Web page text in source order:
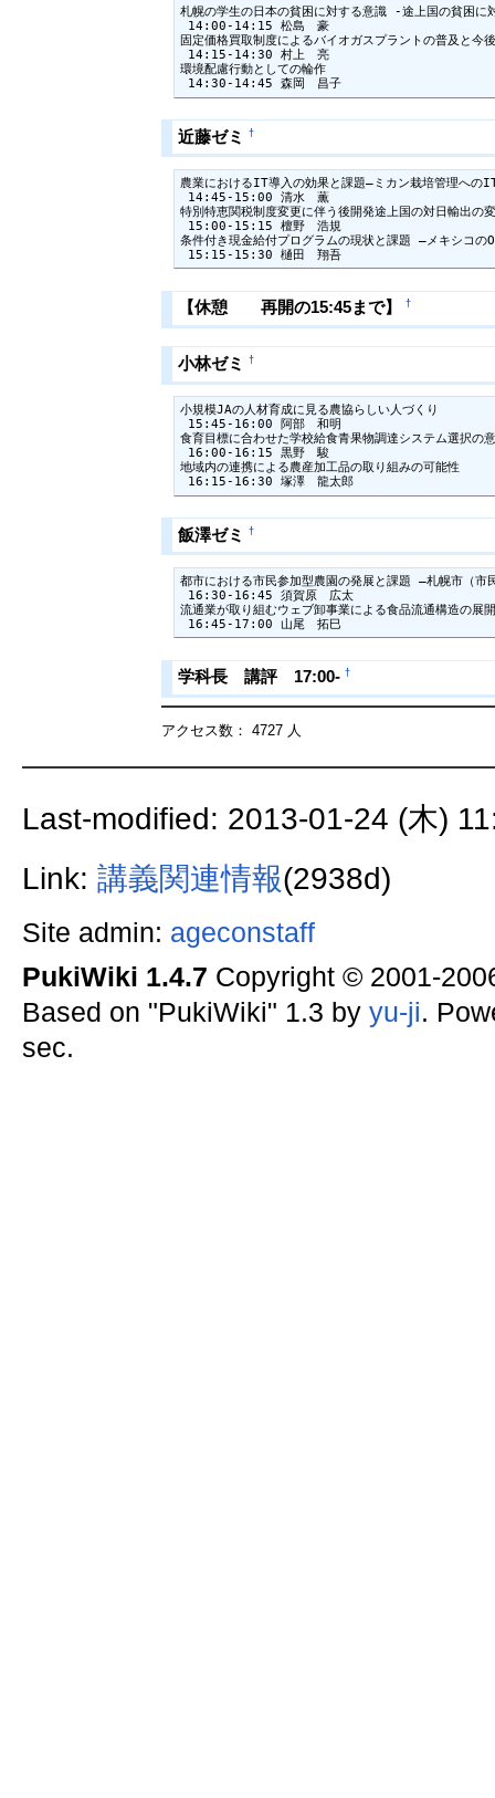
札幌の学生の日本の貧困に対する意識 -途上国の貧困に
14:00-14:15 松島　豪
固定価格買取制度によるバイオガスプラントの普及と今
14:15-14:30 村上　亮
環境配慮行動としての輪作
14:30-14:45 森岡　昌子
近藤ゼミ †
農業におけるIT導入の効果と課題―ミカン栽培管理への
14:45-15:00 清水　薫
特別特恵関税制度変更に伴う後開発途上国の対日輸出の
15:00-15:15 檀野　浩規
条件付き現金給付プログラムの現状と課題 ―メキシコ
15:15-15:30 樋田　翔吾
【休憩 再開の15:45まで】 †
小林ゼミ †
小規模JAの人材育成に見る農協らしい人づくり
15:45-16:00 阿部　和明
食育目標に合わせた学校給食青果物調達システム選択の
16:00-16:15 黒野　駿
地域内の連携による農産加工品の取り組みの可能性
16:15-16:30 塚澤　龍太郎
飯澤ゼミ †
都市における市民参加型農園の発展と課題 ―札幌市（市
16:30-16:45 須賀原　広太
流通業が取り組むウェブ卸事業による食品流通構造の展開
16:45-17:00 山尾　拓巳
学科長 講評 17:00- †
アクセス数： 4727 人
Last-modified: 2013-01-24 (木)
Link: 講義関連情報(2938d)
Site admin: ageconstaff
PukiWiki 1.4.7 Copyright © 2001-
Based on "PukiWiki" 1.3 by yu-ji.
sec.